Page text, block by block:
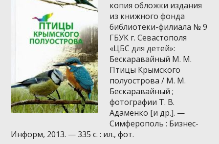
копия обложки издания
из книжного фонда
библиотеки-филиала № 9
ГБУК г. Севастополя
«ЦБС для детей»:
Бескаравайный М. М.
Птицы Крымского
полуострова / М. М.
Бескаравайный ;
фотографии Т. В.
Адаменко [и др.]. —
Симферополь : Бизнес-
Информ, 2013. — 335 с. : ил., фот.